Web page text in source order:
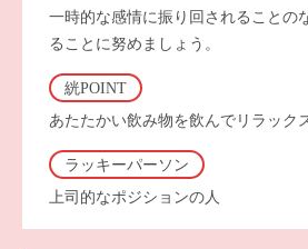
一時的な感情に振り回されることの
ることに努めましょう。
絖POINT
あたたかい飲み物を飲んでリラック
ラッキーパーソン
上司的なポジションの人